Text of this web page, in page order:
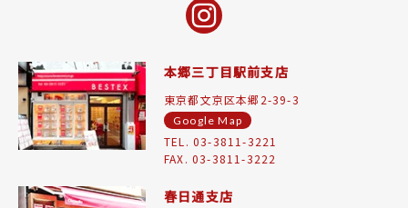
本郷三丁目駅前支店
東京都文京区本郷2-39-3
Google Map
TEL. 03-3811-3221
FAX. 03-3811-3222
春日通支店